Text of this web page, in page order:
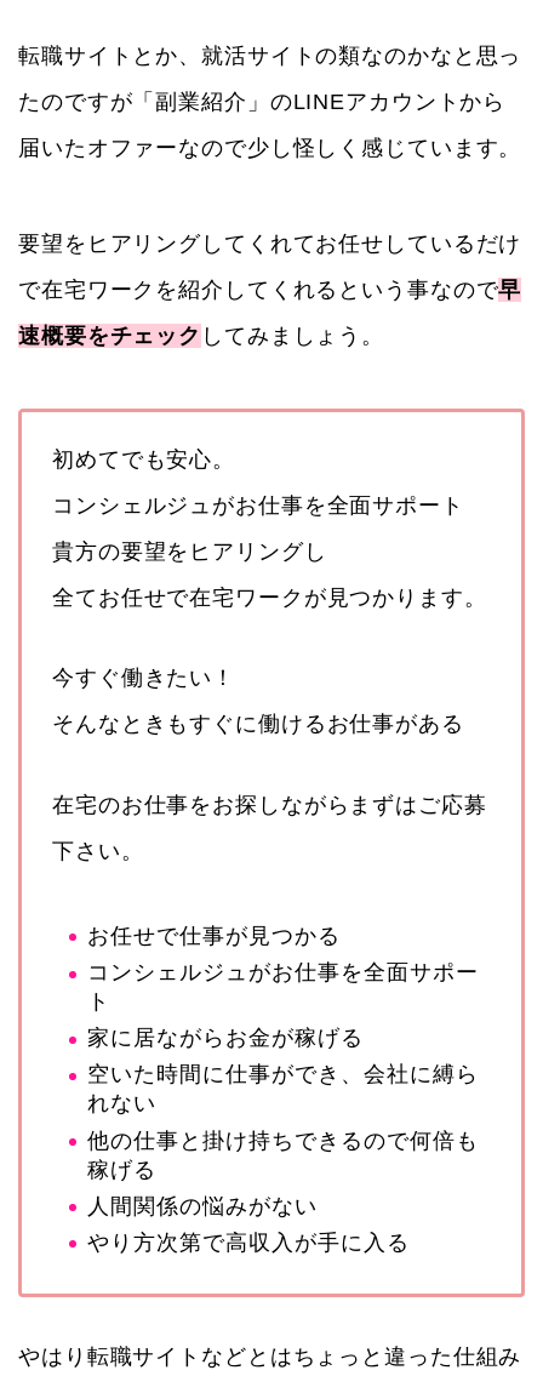
転職サイトとか、就活サイトの類なのかなと思っ
たのですが「副業紹介」のLINEアカウントから
届いたオファーなので少し怪しく感じています。
要望をヒアリングしてくれてお任せしているだけ
で在宅ワークを紹介してくれるという事なので早
速概要をチェック してみましょう。
初めてでも安心。
コンシェルジュがお仕事を全面サポート
貴方の要望をヒアリングし
全てお任せで在宅ワークが見つかります。
今すぐ働きたい！
そんなときもすぐに働けるお仕事がある
在宅のお仕事をお探しながらまずはご応募
下さい。
お任せで仕事が見つかる
コンシェルジュがお仕事を全面サポー
ト
家に居ながらお金が稼げる
空いた時間に仕事ができ、会社に縛ら
れない
他の仕事と掛け持ちできるので何倍も
稼げる
人間関係の悩みがない
やり方次第で高収入が手に入る
やはり転職サイトなどとはちょっと違った仕組み